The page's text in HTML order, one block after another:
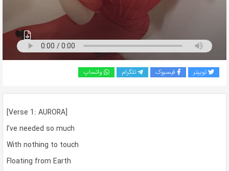
توییتر فیسبوک تلگرام واتساپ
[Verse 1: AURORA]
I’ve needed so much
With nothing to touch
Floating from Earth